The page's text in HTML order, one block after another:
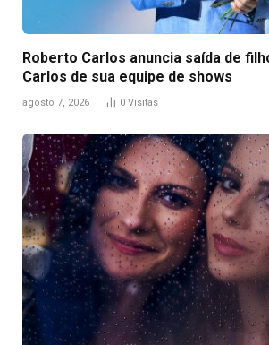
Roberto Carlos anuncia saída de
Carlos de sua equipe de shows
agosto 7, 2026 0 Visitas